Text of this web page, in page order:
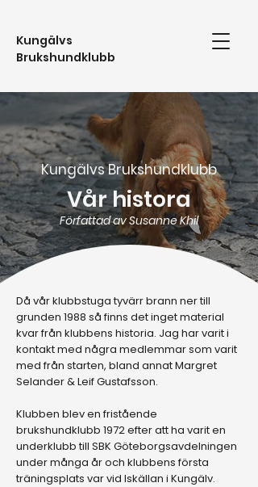
Kungälvs
Brukshundklubb
Kungälvs Brukshundklubb
Vår histora
Författad av Susanne Khil
Då vår klubbstuga tyvärr brann ner till
grunden 1988 så finns det inget material
kvar från klubbens historia. Jag har varit i
kontakt med några medlemmar som varit
med från starten, bland annat Margret
Selander & Leif Gustafsson.
Klubben blev en fristående
brukshundklubb 1972 efter att ha varit en
underklubb till SBK Göteborgsavdelningen
under många år och klubbens första
träningsplats var vid Iskällan i Kungälv.